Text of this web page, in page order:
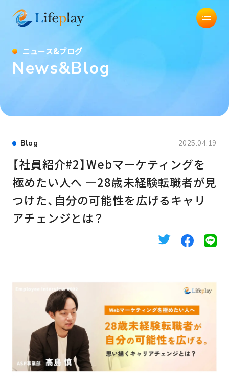
ニュース&ブログ
News&Blog
Blog 2025.04.19
【社員紹介#2】Webマーケティングを
極めたい人へ —28歳未経験転職者が見
つけた、自分の可能性を広げるキャリ
アチェンジとは？